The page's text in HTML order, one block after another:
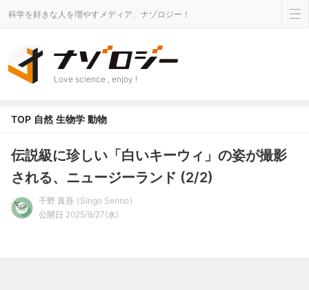
科学を好きな人を増やすメディア、ナゾロジー！
Love science , enjoy !
TOP 自然 生物学 動物
伝説級に珍しい「白いキーウィ」の姿が撮影
される、ニュージーランド (2/2)
千野 真吾
Singo Senno
公開日 2025/8/27(水)